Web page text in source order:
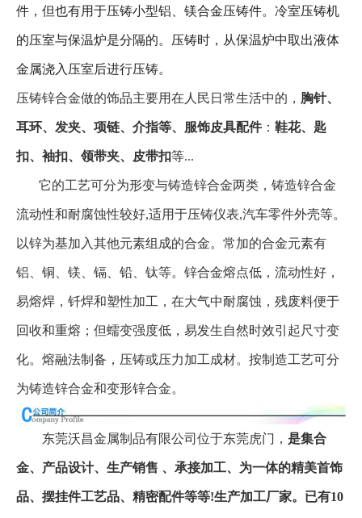
件，但也有用于压铸小型铝、镁合金压铸件。冷室压铸机
的压室与保温炉是分隔的。压铸时，从保温炉中取出液体
金属浇入压室后进行压铸。
压铸锌合金做的饰品主要用在人民日常生活中的， 胸针、
耳环、发夹、项链、介指等、服饰皮具配件： 鞋花、匙
扣、袖扣、领带夹、皮带扣等...
它的工艺可分为形变与铸造锌合金两类，铸造锌合金
流动性和耐腐蚀性较好,适用于压铸仪表,汽车零件外壳等。
以锌为基加入其他元素组成的合金。常加的合金元素有
铝、铜、镁、镉、铅、钛等。锌合金熔点低，流动性好，
易熔焊，钎焊和塑性加工，在大气中耐腐蚀，残废料便于
回收和重熔；但蠕变强度低，易发生自然时效引起尺寸变
化。熔融法制备，压铸或压力加工成材。按制造工艺可分
为铸造锌合金和变形锌合金。
东莞沃昌金属制品有限公司位于东莞虎门， 是集合
金、产品设计、生产销售 、承接加工、为一体的精美首饰
品、摆挂件工艺品、精密配件等等!生产加工厂家。已有10